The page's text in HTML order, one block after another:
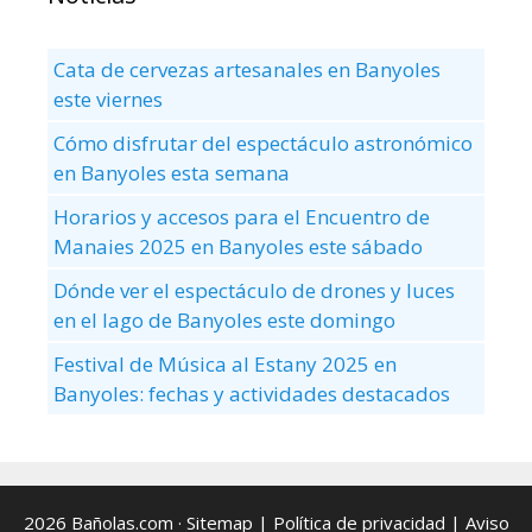
Cata de cervezas artesanales en Banyoles
este viernes
Cómo disfrutar del espectáculo astronómico
en Banyoles esta semana
Horarios y accesos para el Encuentro de
Manaies 2025 en Banyoles este sábado
Dónde ver el espectáculo de drones y luces
en el lago de Banyoles este domingo
Festival de Música al Estany 2025 en
Banyoles: fechas y actividades destacados
2026 Bañolas.com · Sitemap | Política de privacidad | Aviso